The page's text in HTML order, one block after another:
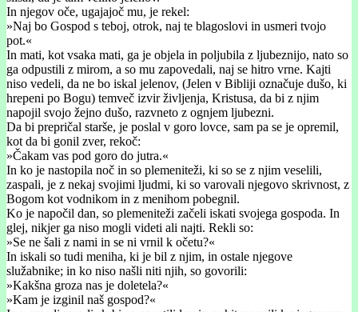
In njegov oče, ugajajoč mu, je rekel:
»Naj bo Gospod s teboj, otrok, naj te blagoslovi in usmeri tvojo
pot.«
In mati, kot vsaka mati, ga je objela in poljubila z ljubeznijo, nato so
ga odpustili z mirom, a so mu zapovedali, naj se hitro vrne. Kajti
niso vedeli, da ne bo iskal jelenov, (Jelen v Bibliji označuje dušo, ki
hrepeni po Bogu) temveč izvir življenja, Kristusa, da bi z njim
napojil svojo žejno dušo, razvneto z ognjem ljubezni.
Da bi prepričal starše, je poslal v goro lovce, sam pa se je opremil,
kot da bi gonil zver, rekoč:
»Čakam vas pod goro do jutra.«
In ko je nastopila noč in so plemeniteži, ki so se z njim veselili,
zaspali, je z nekaj svojimi ljudmi, ki so varovali njegovo skrivnost, z
Bogom kot vodnikom in z menihom pobegnil.
Ko je napočil dan, so plemeniteži začeli iskati svojega gospoda. In
glej, nikjer ga niso mogli videti ali najti. Rekli so:
»Se ne šali z nami in se ni vrnil k očetu?«
In iskali so tudi meniha, ki je bil z njim, in ostale njegove
služabnike; in ko niso našli niti njih, so govorili:
»Kakšna groza nas je doletela?«
»Kam je izginil naš gospod?«